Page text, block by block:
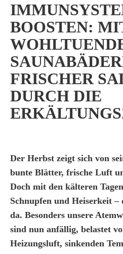
BOOSTEN:
FRISCHER
DURCH DIE
Der Herbst zeigt sich von
bunte Blätter, frische Luft
Doch mit den kälteren
Schnupfen und Heiserkeit
da. Besonders unsere
sind nun anfällig, belastet
Heizungsluft, sinkenden